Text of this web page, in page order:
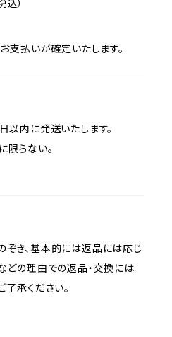
）
支払いが確定いたします。
以内に発送いたします。
らない。
き、基本的には返品には応じ
どの理由での返品・交換には
了承ください。